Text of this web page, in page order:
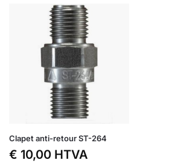
Clapet anti-retour ST-264
€ 10,00 HTVA